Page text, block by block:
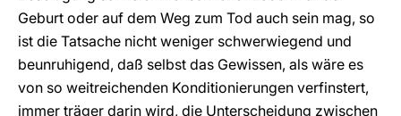
Geburt oder auf dem Weg zum Tod auch sein mag, so
ist die Tatsache nicht weniger schwerwiegend und
beunruhigend, daß selbst das Gewissen, als wäre es
von so weitreichenden Konditionierungen verfinstert,
immer träger darin wird, die Unterscheidung zwischen